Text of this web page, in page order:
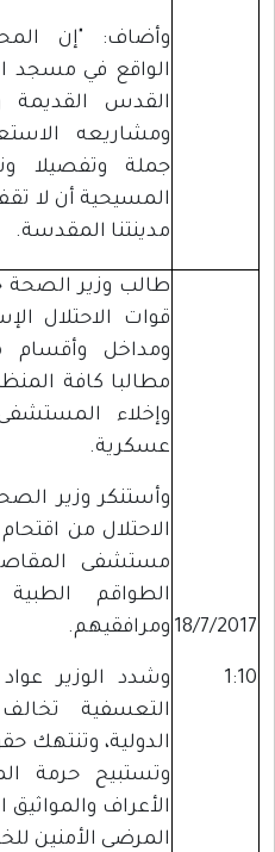
وأضاف: "إن
الواقع في مسجد
القدس القديمة
ومشاريعه
جملة وتفصيلا
المسيحية أن لا
مدينتنا المقدسة.
18/7/2017
1:10
طالب وزير الصحة
قوات الاحتلال
ومداخل وأقسام
مطالبا كافة
وإخلاء
عسكرية.
وأستنكر وزير
الاحتلال من
مستشفى
الطواقم
ومرافقيهم.
وشدد الوزير
التعسفية
الدولية، وتنتهك
وتستبيح حرمة
الأعراف
المرضى الأمنين